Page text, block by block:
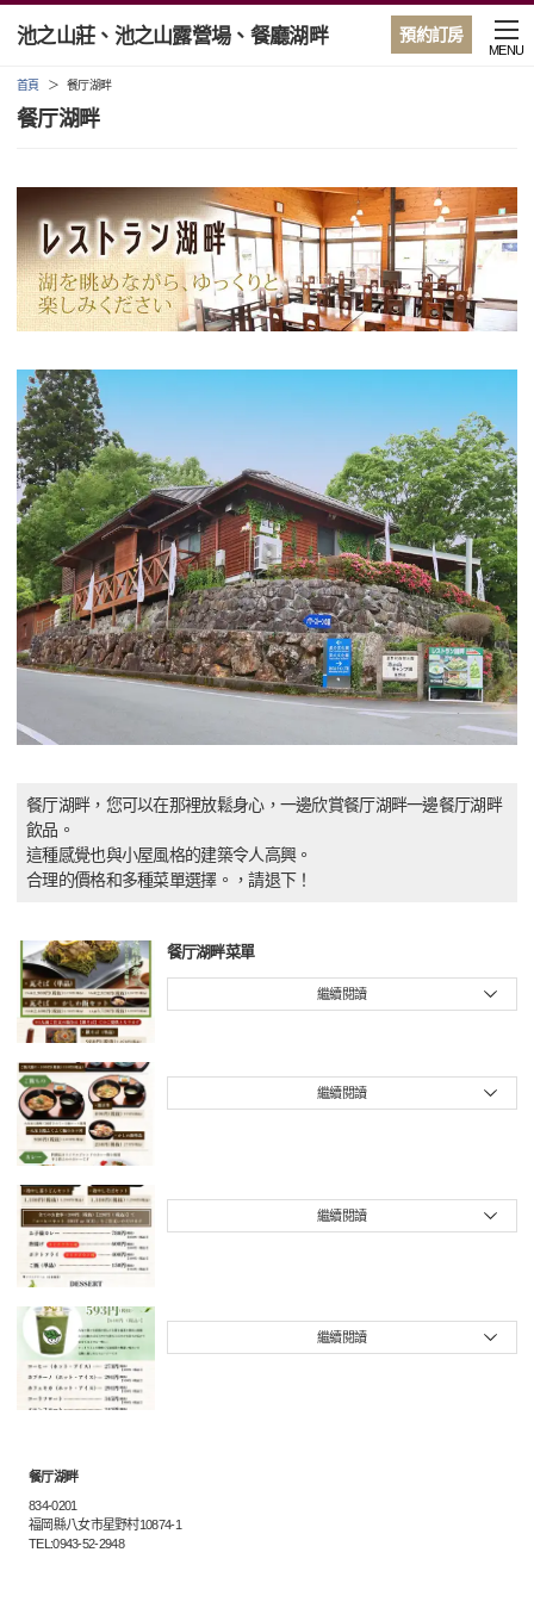
預約訂房
池之山莊、池之山露營場、餐廳湖畔
MENU
首頁 餐厅湖畔
餐厅湖畔
餐厅湖畔，您可以在那裡放鬆身心，一邊欣賞餐厅湖畔一邊餐厅湖畔
飲品。
這種感覺也與小屋風格的建築令人高興。
合理的價格和多種菜單選擇。，請退下！
餐厅湖畔菜單
繼續閱讀
繼續閱讀
繼續閱讀
繼續閱讀
餐厅湖畔
834-0201
福岡縣八女市星野村10874-1
TEL:0943-52-2948